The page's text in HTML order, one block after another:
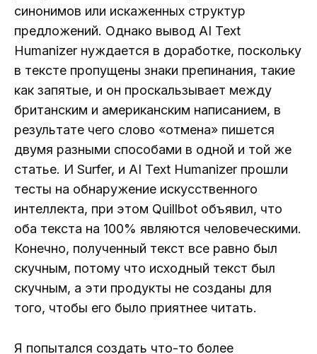
синонимов или искаженных структур
предложений. Однако вывод AI Text
Humanizer нуждается в доработке, поскольку
в тексте пропущены знаки препинания, такие
как запятые, и он проскальзывает между
британским и американским написанием, в
результате чего слово «отмена» пишется
двумя разными способами в одной и той же
статье. И Surfer, и AI Text Humanizer прошли
тесты на обнаружение искусственного
интеллекта, при этом Quillbot объявил, что
оба текста на 100% являются человеческими.
Конечно, полученный текст все равно был
скучным, потому что исходный текст был
скучным, а эти продукты не созданы для
того, чтобы его было приятнее читать.
Я попытался создать что-то более